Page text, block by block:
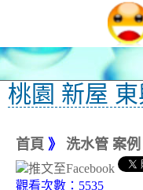
桃園 新屋
首頁 》 洗水管 案例
觀看次數：5535